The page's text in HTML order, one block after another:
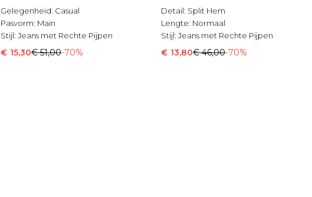
Gelegenheid: Casual
Pasvorm: Main
Stijl: Jeans met Rechte Pijpen
€ 15,30€ 51,00-70%
Detail: Split Hem
Lengte: Normaal
Stijl: Jeans met Rechte Pijpen
€ 13,80€ 46,00-70%